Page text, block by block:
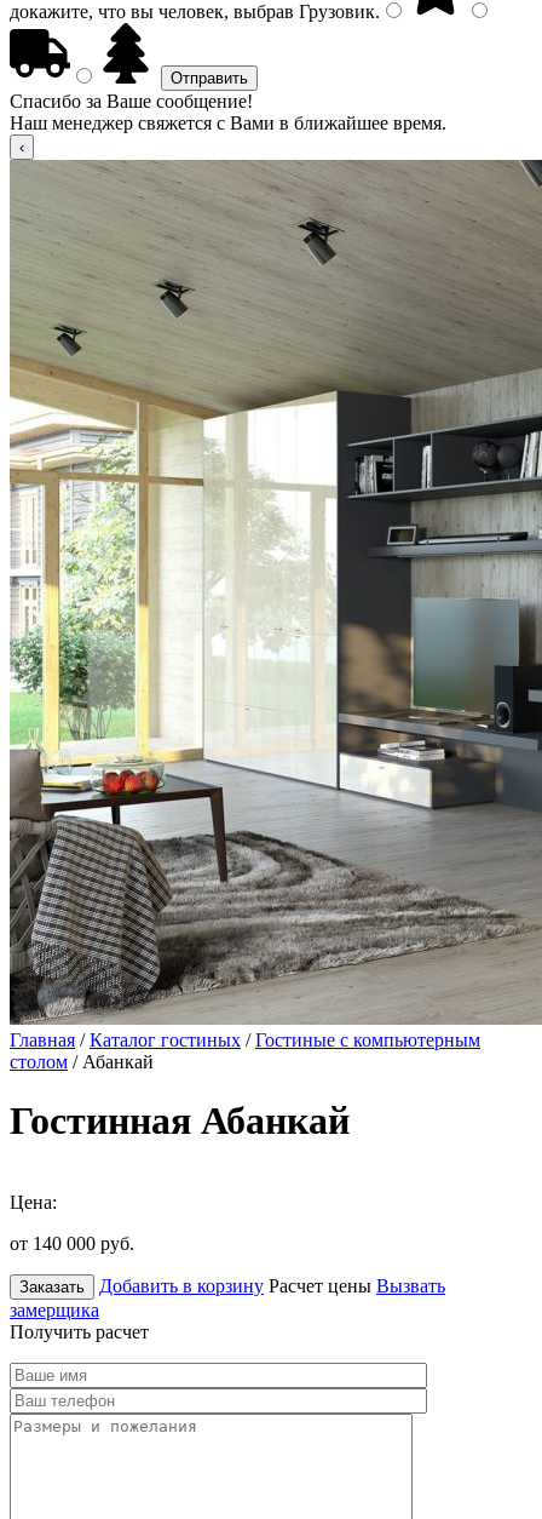
докажите, что вы человек, выбрав Грузовик.
Спасибо за Ваше сообщение!
Наш менеджер свяжется с Вами в ближайшее время.
Главная /Каталог гостиных /Гостиные с компьютерным
столом / Абанкай
Гостинная Абанкай
Цена:
от 140 000 руб.
Заказать Добавить в корзину Расчет цены Вызвать
замерщика
Получить расчет